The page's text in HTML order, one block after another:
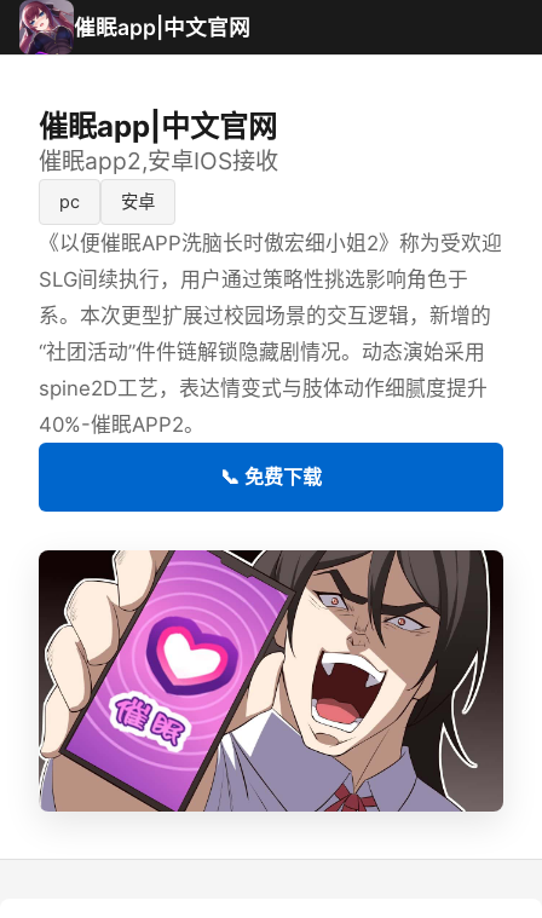
催眠app|中文官网
催眠app|中文官网
催眠app2,安卓IOS接收
pc 安卓
《以便催眠APP洗脑长时傲宏细小姐2》称为受欢迎
SLG间续执行，用户通过策略性挑选影响角色于
系。本次更型扩展过校园场景的交互逻辑，新增的
“社团活动”件件链解锁隐藏剧情况。动态演始采用
spine2D工艺，表达情变式与肢体动作细腻度提升
40%-催眠APP2。
📞 免费下载